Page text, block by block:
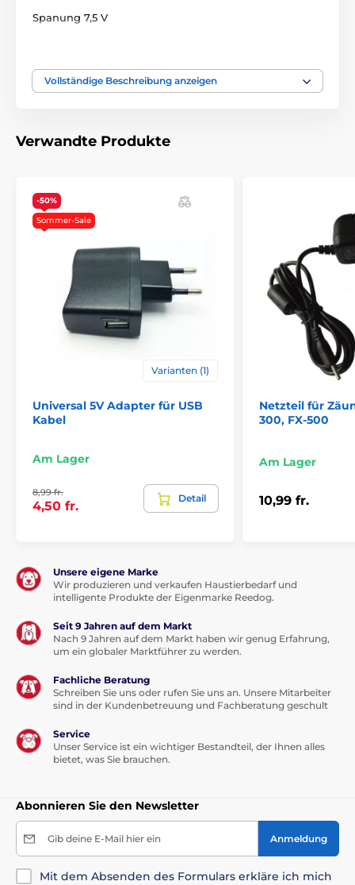
Spanung 7,5 V
zur Illustration.
Vollständige Beschreibung anzeigen
Verwandte Produkte
-50%
Sommer-Sale
Varianten (1)
Universal 5V Adapter für USB
Kabel
Am Lager
8,99 fr.
4,50 fr.
Detail
Netzteil für
300, FX-500
Am Lager
10,99 fr.
Unsere eigene Marke
Wir produzieren und verkaufen Haustierbedarf und
intelligente Produkte der Eigenmarke Reedog.
Seit 9 Jahren auf dem Markt
Nach 9 Jahren auf dem Markt haben wir genug Erfahrung,
um ein globaler Marktführer zu werden.
Fachliche Beratung
Schreiben Sie uns oder rufen Sie uns an. Unsere Mitarbeiter
sind in der Kundenbetreuung und Fachberatung geschult
Service
Unser Service ist ein wichtiger Bestandteil, der Ihnen alles
bietet, was Sie brauchen.
Abonnieren Sie den Newsletter
Gib deine E-Mail hier ein Anmeldung
Mit dem Absenden des Formulars erkläre ich mich